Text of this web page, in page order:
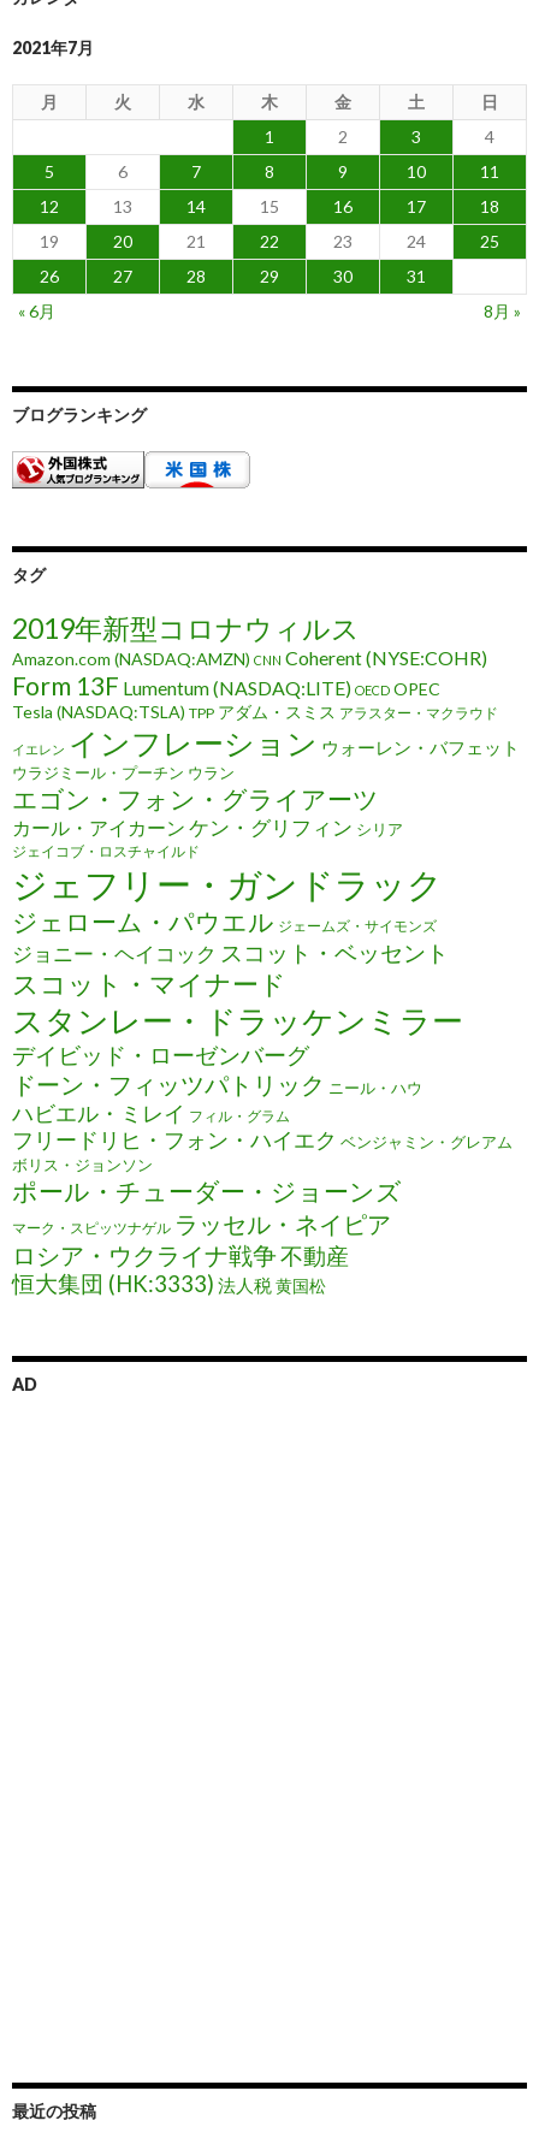
2021年7月
月 火 水 木 金 土
日
1
2 3
4
5
6 7 8 9 10
11
12
13 14 15 16 17
18
19
20 21 22 23 24
25
26
27 28 29 30
31
« 6月
8月 »
ブログランキング
タグ
2019年新型コロナウィルス
Amazon.com (NASDAQ:AMZN) CNN Coherent (NYSE:COHR)
Form 13F Lumentum (NASDAQ:LITE) OECD OPEC
Tesla (NASDAQ:TSLA) TPP アダム・スミス アラスター・マクラウド
イエレン インフレーション ウォーレン・バフェット
ウラジミール・プーチン ウラン
エゴン・フォン・グライアーツ
カール・アイカーン ケン・グリフィン シリア
ジェイコブ・ロスチャイルド
ジェフリー・ガンドラック
ジェローム・パウエル ジェームズ・サイモンズ
ジョニー・ヘイコック スコット・ベッセント
スコット・マイナード
スタンレー・ドラッケンミラー
デイビッド・ローゼンバーグ
ドーン・フィッツパトリック ニール・ハウ
ハビエル・ミレイ フィル・グラム
フリードリヒ・フォン・ハイエク ベンジャミン・グレアム
ボリス・ジョンソン
ポール・チューダー・ジョーンズ
マーク・スピッツナゲル ラッセル・ネイピア
ロシア・ウクライナ戦争不動産
恒大集団 (HK:3333) 法人税黄国松
AD
最近の投稿